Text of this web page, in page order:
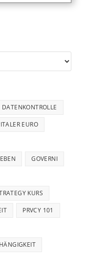
DATENKONTROLLE
EURO
GOVERNI
KURS
PRVCY 101